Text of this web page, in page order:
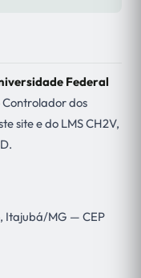
Federal
dos
site e do LMS CH2V,
Itajubá/MG — CEP